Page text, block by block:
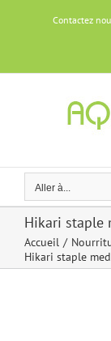
Contactez
Aller à...
Hikari staple
Accueil
Hikari staple